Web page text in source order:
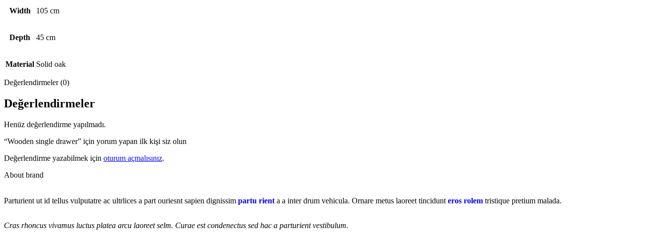
Width 105 cm
Depth 45 cm
Material Solid oak
Değerlendirmeler (0)
Değerlendirmeler
Henüz değerlendirme yapılmadı.
“Wooden single drawer” için yorum yapan ilk kişi siz olun
Değerlendirme yazabilmek için oturum açmalısınız.
About brand
Parturient ut id tellus vulputatre ac ultrlices a part ouriesnt sapien dignissim partu rient a a inter drum vehicula. Ornare metus laoreet tincidunt eros rolem tristique pretium malada.
Cras rhoncus vivamus luctus platea arcu laoreet selm. Curae est condenectus sed hac a parturient vestibulum.